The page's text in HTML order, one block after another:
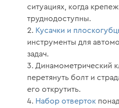
ситуациях, когда
труднодоступны.
Кусачки и
инструменты для
задач.
Динамометрический
перетянуть болт и
его открутить.
Набор отверток